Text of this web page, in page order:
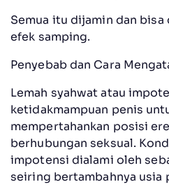
Semua itu dijamin dan
efek samping.
Penyebab dan Cara
Lemah syahwat atau
ketidakmampuan penis
mempertahankan posisi
berhubungan seksual.
impotensi dialami oleh
seiring bertambahnya usia